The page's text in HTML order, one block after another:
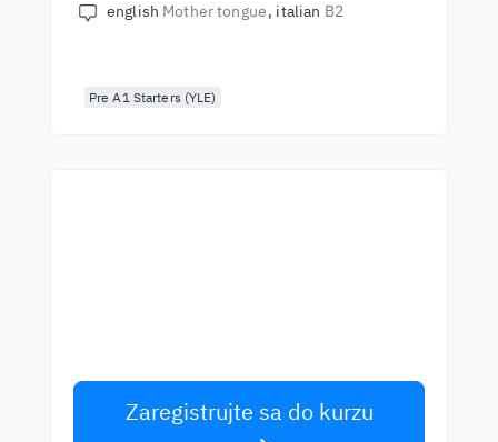
english Mother tongue italian B2
Pre A1 Starters (YLE)
Zaregistrujte sa do kurzu